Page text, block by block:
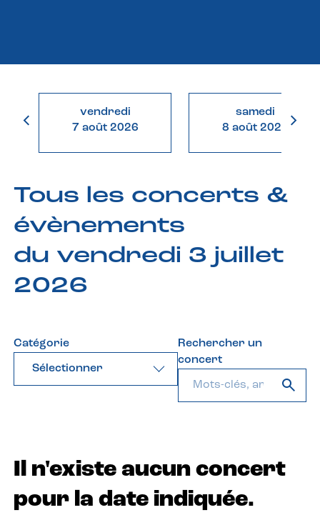
vendredi
7 août 2026
samedi
8 août 2026
Tous les concerts &
évènements
du vendredi 3 juillet
2026
Catégorie
Sélectionner
Rechercher un
concert
Il n'existe aucun concert
pour la date indiquée.